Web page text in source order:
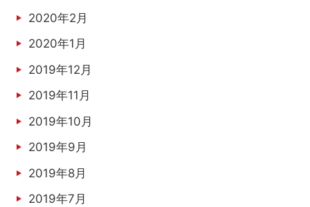
2020年2月
2020年1月
2019年12月
2019年11月
2019年10月
2019年9月
2019年8月
2019年7月